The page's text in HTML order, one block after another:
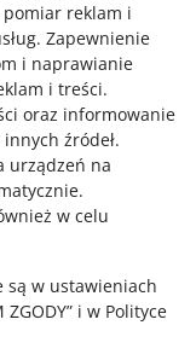
reklam i
. Zapewnienie
i naprawianie
i treści.
oraz informowanie
źródeł.
urządzeń na
.
w celu
są w ustawieniach
i w Polityce